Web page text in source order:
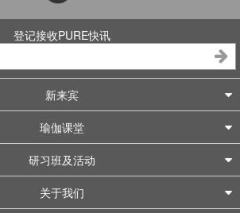
登记接收PURE快讯
新来宾
瑜伽课堂
研习班及活动
关于我们